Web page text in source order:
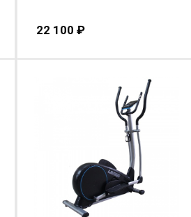
22 100 ₽